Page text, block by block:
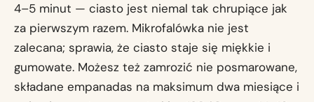
4–5 minut — ciasto jest niemal tak chrupiące jak
za pierwszym razem. Mikrofalówka nie jest
zalecana; sprawia, że ciasto staje się miękkie i
gumowate. Możesz też zamrozić nie posmarowane,
składane empanadas na maksimum dwa miesiące i